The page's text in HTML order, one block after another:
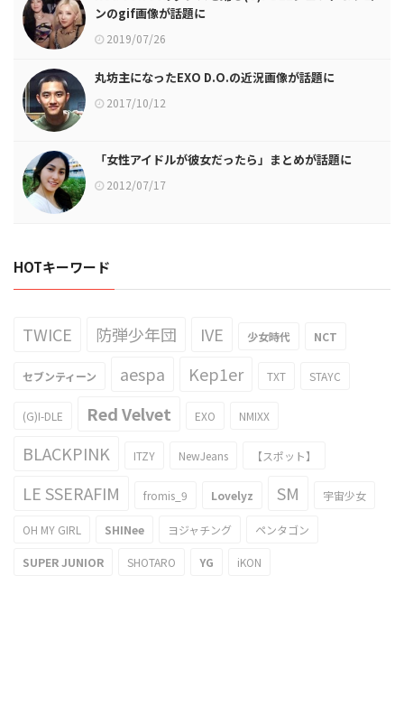
ンのgif画像が話題に
2019/07/26
丸坊主になったEXO D.O.の近況画像が話題に
2017/10/12
「女性アイドルが彼女だったら」まとめが話題に
2012/07/17
HOTキーワード
TWICE 防弾少年団 IVE 少女時代 NCT
セブンティーン aespa Kep1er TXT STAYC
(G)I-DLE Red Velvet EXO NMIXX
BLACKPINK ITZY NewJeans 【スポット】
LE SSERAFIM fromis_9 Lovelyz SM 宇宙少女
OH MY GIRL SHINee ヨジャチング ペンタゴン
SUPER JUNIOR SHOTARO YG iKON